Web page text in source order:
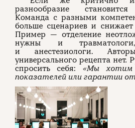
разнообразие
Команда с разными
больше сценариев и
Пример — отделение
нужны и
и анестезиологи.
универсального рецепта нет.
спросить себя: «Мы хотим
показателей или гарантии